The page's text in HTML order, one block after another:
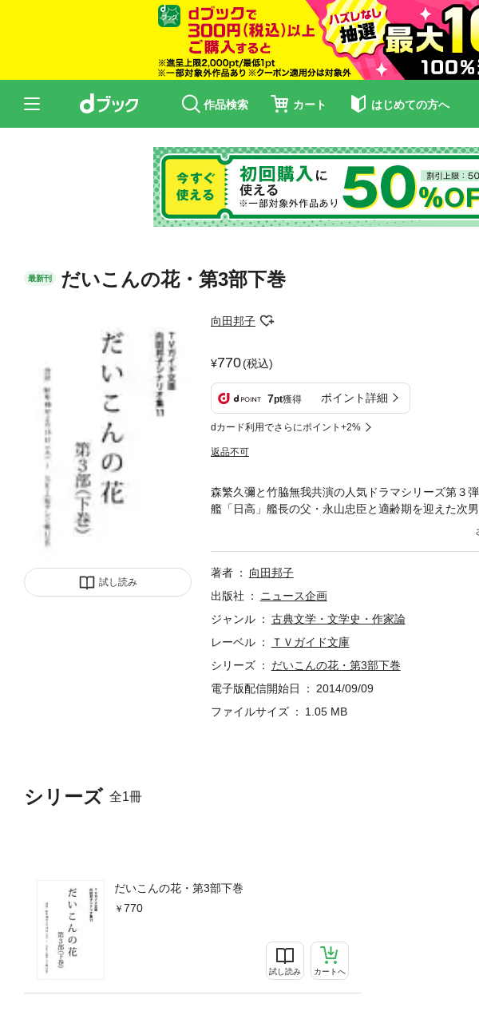
作品検索 カート はじめての方へ
最新刊 だいこんの花・第3部下巻
試し読み
向田邦子
770(税込)
7pt獲得 ポイント詳細
dカード利用でさらにポイント+2%
返品不可
シリーズ 全1冊
だいこんの花・第3部下巻
770
試し読み カートへ
森繁久彌と竹脇無我共演の人気ドラマシリーズ第３
艦「日高」艦長の父・永山忠臣と適齢期を迎えた次
ドラマ。「だいこんの花のように、人知れず清く咲
場。向田邦子の単独執筆で全２６回。下巻は第１４
で放送された。
著者
向田邦子
出版社
ニュース企画
ジャンル
古典文学・文学史・作家論
レーベル
ＴＶガイド文庫
シリーズ
だいこんの花・第3部下巻
電子版配信開始日
2014/09/09
ファイルサイズ
1.05 MB